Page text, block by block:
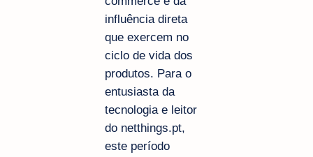
influência direta
que exercem no
ciclo de vida dos
produtos. Para o
entusiasta da
tecnologia e leitor
do netthings.pt,
este período